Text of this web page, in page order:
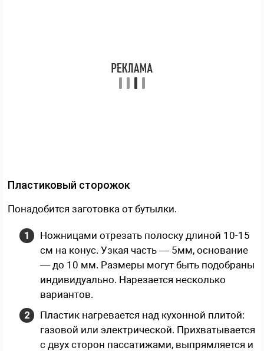
Пластиковый сторожок
Понадобится заготовка от бутылки.
Ножницами отрезать полоску длиной 10-15
см на конус. Узкая часть — 5мм, основание
— до 10 мм. Размеры могут быть подобраны
индивидуально. Нарезается несколько
вариантов.
Пластик нагревается над кухонной плитой:
газовой или электрической. Прихватывается
с двух сторон пассатижами, выпрямляется и